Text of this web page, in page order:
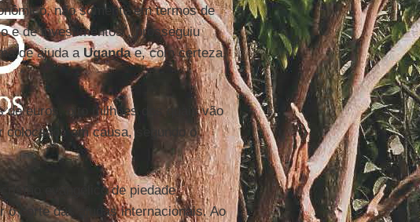
não somente em termos de
e de investimentos”, prosseguiu
de ajuda a Ugandae, com certeza,
de euros, oito milhões dos quais vão
colocados em causa, segundo o
evangélico de piedade
o corte das ajudas internacionais. Ao